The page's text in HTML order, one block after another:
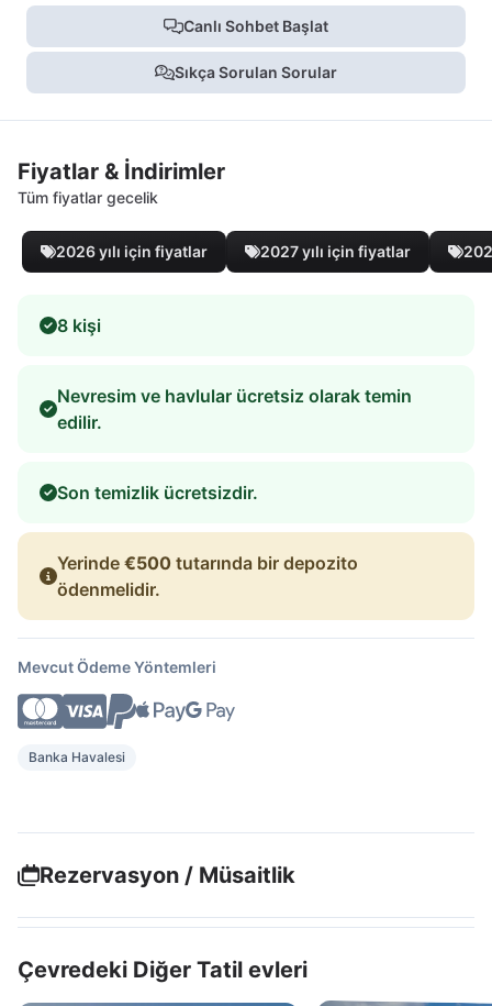
Canlı Sohbet Başlat
Sıkça Sorulan Sorular
Fiyatlar & İndirimler
Tüm fiyatlar gecelik
2026 yılı için fiyatlar 2027 yılı için fiyatlar
8 kişi
Nevresim ve havlular ücretsiz olarak temin
edilir.
Son temizlik ücretsizdir.
Yerinde €500 tutarında bir depozito
ödenmelidir.
Mevcut Ödeme Yöntemleri
Banka Havalesi
Rezervasyon / Müsaitlik
Çevredeki Diğer Tatil evleri